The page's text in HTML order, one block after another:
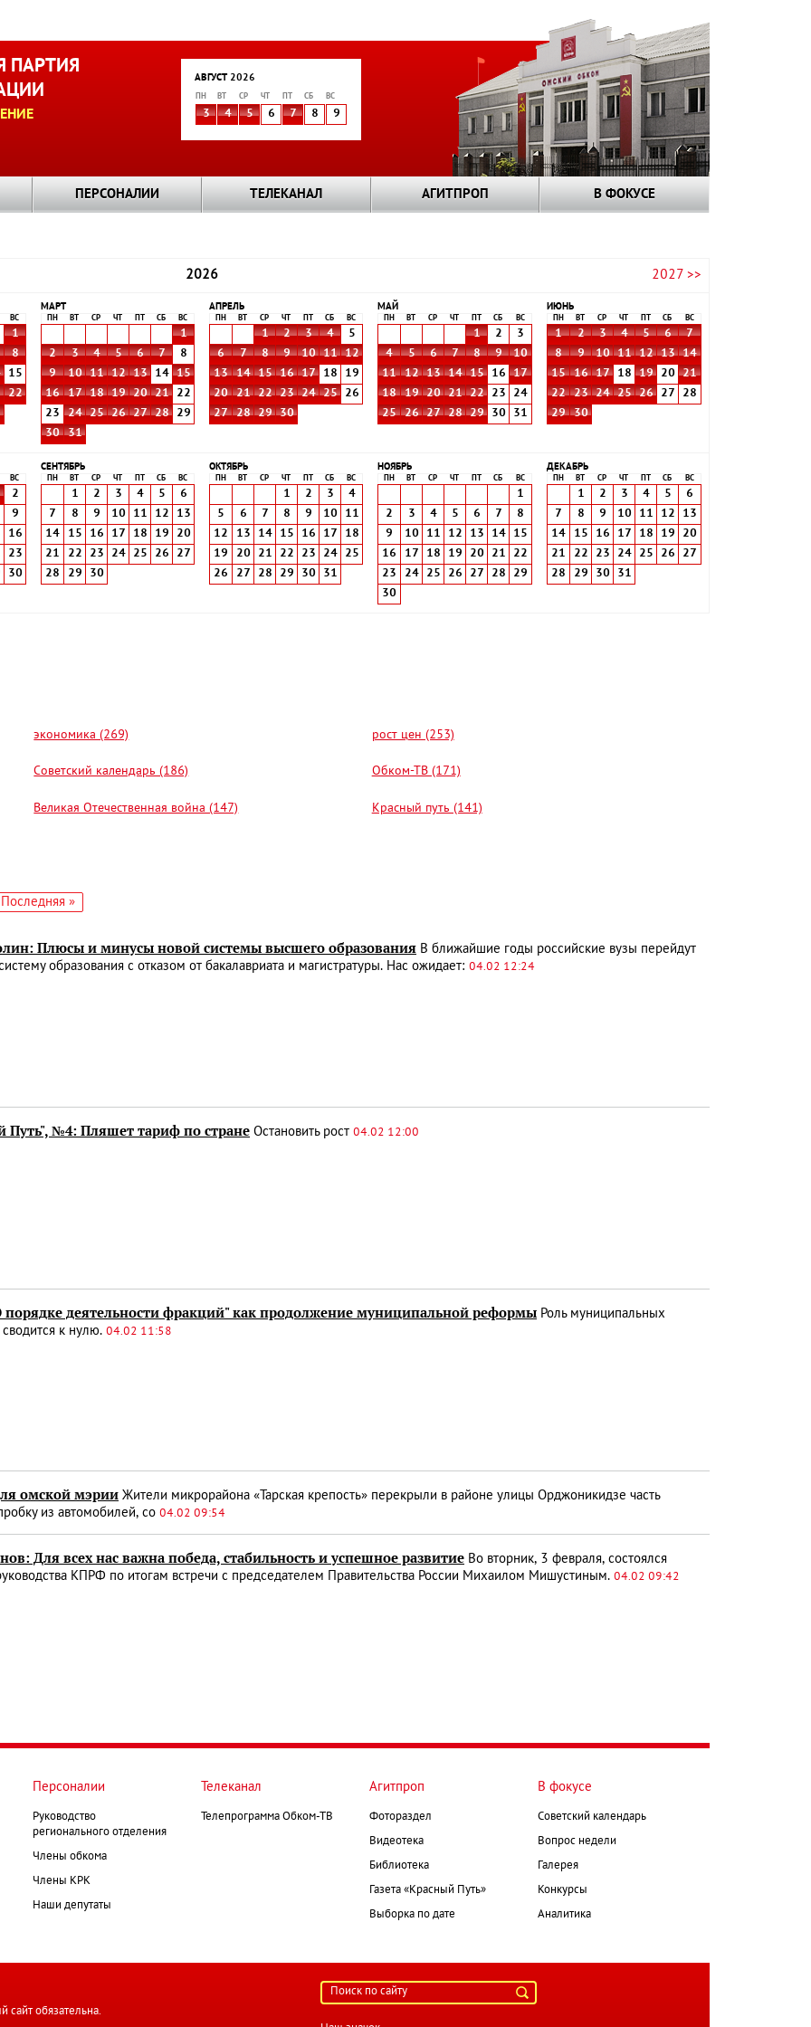
ПАРТИЯ
АВГУСТ 2026
ПН ВТ СР ЧТ СБ ВС
3 4 5 6 7 8 9
ПЕРСОНАЛИИ ТЕЛЕКАНАЛ АГИТПРОП В ФОКУСЕ
2026 2027 >>
ВС
1
8
15
22
МАРТ
ПН ВТ СР ЧТ СБ ВС
1
2
3 4 5 6 7
8
9
10 11 12 13 14
15
16
17 18 19 20 21
22
23
24 25 26 27 28
29
30
31
АПРЕЛЬ
ПН ВТ СР ЧТ СБ ВС
1 2 3 4
5
6
7 8 9 10 11
12
13
14 15 16 17 18
19
20
21 22 23 24 25
26
27
28 29 30
МАЙ
ПН ВТ СР ЧТ СБ ВС
1 2
3
4
5 6 7 8 9
10
11
12 13 14 15 16
17
18
19 20 21 22 23
24
25
26 27 28 29 30 31
ИЮНЬ
ПН ВТ СР ЧТ СБ ВС
1 2 3 4 5 6
7
8
9 10 11 12 13
14
15
16 17 18 19 20
21
22
23 24 25 26 27
28
29
30
ВС
2
9
16
23
30
СЕНТЯБРЬ
ПН ВТ СР ЧТ СБ ВС
1 2 3 4 5
6
7
8 9 10 11 12
13
14
15 16 17 18 19
20
21
22 23 24 25 26
27
28
29 30
ОКТЯБРЬ
ПН ВТ СР ЧТ СБ ВС
1 2 3
4
5
6 7 8 9 10
11
12
13 14 15 16 17
18
19
20 21 22 23 24
25
26
27 28 29 30 31
НОЯБРЬ
ПН ВТ СР ЧТ СБ ВС
1
2
3 4 5 6 7
8
9
10 11 12 13 14
15
16
17 18 19 20 21
22
23
24 25 26 27 28
29
30
ДЕКАБРЬ
ПН ВТ СР ЧТ СБ ВС
1 2 3 4 5
6
7
8 9 10 11 12
13
14
15 16 17 18 19
20
21
22 23 24 25 26
27
28
29 30 31
экономика (269) рост цен (253)
Советский календарь (186) Обком-ТВ (171)
Великая Отечественная война (147) Красный путь (141)
Последняя
Последняя »
Плюсы и минусы новой системы высшего образования В ближайшие годы российские вузы перейдут
образования с отказом от бакалавриата и магистратуры. Нас ожидает: 04.02 12:24
Путь", №4: Пляшет тариф по стране Остановить рост 04.02 12:00
порядке деятельности фракций" как продолжение муниципальной реформы Роль муниципальных
сводится к нулю. 04.02 11:58
омской мэрии Жители микрорайона «Тарская крепость» перекрыли в районе улицы Орджоникидзе часть
из автомобилей, со 04.02 09:54
Для всех нас важна победа, стабильность и успешное развитие Во вторник, 3 февраля, состоялся
КПРФ по итогам встречи с председателем Правительства России Михаилом Мишустиным. 04.02 09:42
Персоналии
Руководство
регионального отделения
Члены обкома
Члены КРК
Наши депутаты
Телеканал
Телепрограмма Обком-ТВ
Агитпроп
Фотораздел
Видеотека
Библиотека
Газета «Красный Путь»
Выборка по дате
В фокусе
Советский календарь
Вопрос недели
Галерея
Конкурсы
Аналитика
сайт обязательна.